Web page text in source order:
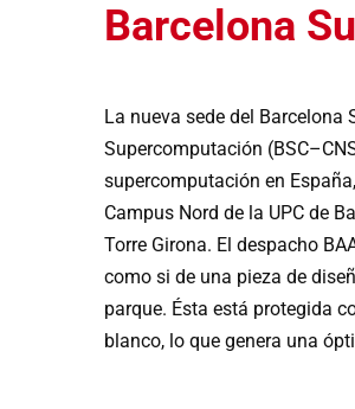
Barcelona
La nueva sede del
Supercomputación
supercomputación en
Campus Nord de la UPC de
Torre Girona. El despacho
como si de una pieza de
parque. Ésta está protegida
blanco, lo que genera una